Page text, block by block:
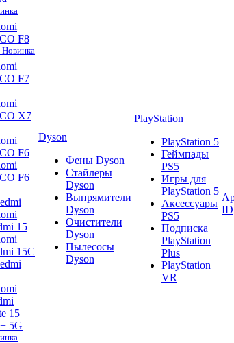
F8
Новинка
F7
X7
F6
F6
15
15C
15
5G
Dyson
Фены Dyson
Стайлеры
Dyson
Выпрямители
Dyson
Очистители
Dyson
Пылесосы
Dyson
PlayStation
PlayStation 5
Геймпады
PS5
Игры для
PlayStation 5
Аксессуары
PS5
Подписка
PlayStation
Plus
PlayStation
VR
ID